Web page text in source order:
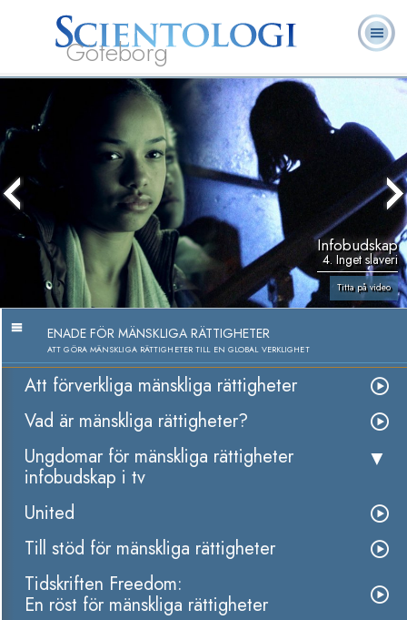
Göteborg
Hubbard
Vad är
Scientologi?
Frivilligpastorer
Ofta ställda
frågor
Böcker
Infobudskap
4. Inget slaveri
Titta på video
ENADE FÖR MÄNSKLIGA RÄTTIGHETER
ATT GÖRA MÄNSKLIGA RÄTTIGHETER TILL EN GLOBAL VERKLIGHET
Att förverkliga mänskliga rättigheter
Vad är mänskliga rättigheter?
Ungdomar för mänskliga rättigheter
infobudskap i tv
United
Till stöd för mänskliga rättigheter
Tidskriften Freedom:
En röst för mänskliga rättigheter